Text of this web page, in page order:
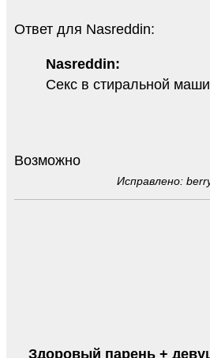
Ответ для Nasreddin:
Nasreddin:
Секс в стиральной
Возможно
Исправлено:
Здоровый парень +